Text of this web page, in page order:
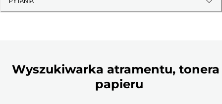
Wyszukiwarka atramentu, tonera
papieru